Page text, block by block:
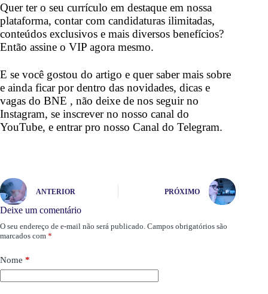
Quer ter o seu currículo em destaque em nossa
plataforma, contar com candidaturas ilimitadas,
conteúdos exclusivos e mais diversos benefícios?
Então assine o VIP agora mesmo.
E se você gostou do artigo e quer saber mais sobre
e ainda ficar por dentro das novidades, dicas e
vagas do BNE , não deixe de nos seguir no
Instagram, se inscrever no nosso canal do
YouTube, e entrar pro nosso Canal do Telegram.
ANTERIOR PRÓXIMO
Deixe um comentário
O seu endereço de e-mail não será publicado. Campos obrigatórios são
marcados com *
Nome *